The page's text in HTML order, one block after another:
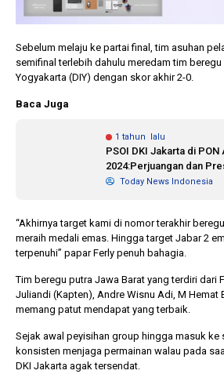
Sebelum melaju ke partai final, tim asuhan
semifinal terlebih dahulu meredam tim beregu
Yogyakarta (DIY) dengan skor akhir 2-0.
Baca Juga
1 tahun lalu
PSOI DKI Jakarta di
2024:Perjuangan dan
Today News Indonesia
“Akhirnya target kami di nomor terakhir
meraih medali emas. Hingga target Jabar 2
terpenuhi” papar Ferly penuh bahagia.
Tim beregu putra Jawa Barat yang terdiri dari
Juliandi (Kapten), Andre Wisnu Adi, M Hemat
memang patut mendapat yang terbaik.
Sejak awal peyisihan group hingga masuk ke
konsisten menjaga permainan walau pada
DKI Jakarta agak tersendat.